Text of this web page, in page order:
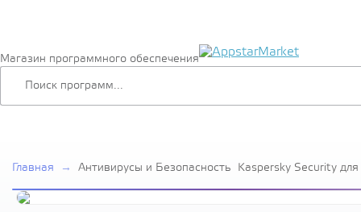
Магазин программного обеспечения
Главная → Антивирусы и Безопасность Kaspersky Security